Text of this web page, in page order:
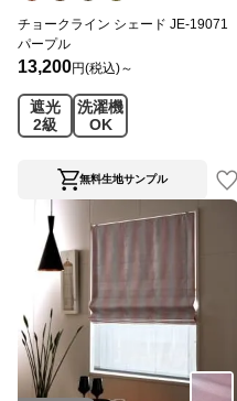
チョークライン シェード JE-19071
パープル
13,200円(税込)～
遮光
2級
洗濯機
OK
無料生地サンプル